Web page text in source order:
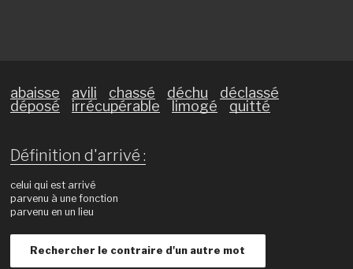
abaisse avili chassé déchu
déclassé
déposé
irrécupérable limogé quitté
Définition d'arrivé :
celui qui est arrivé
parvenu à une fonction
parvenu en un lieu
Rechercher le contraire d'un autre mot